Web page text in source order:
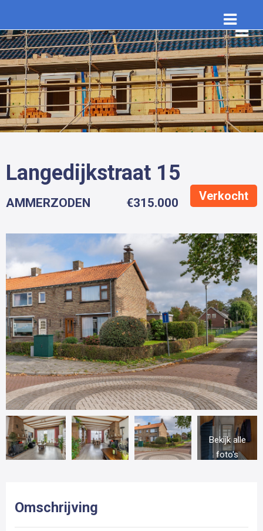
Langedijkstraat 15
Verkocht
AMMERZODEN €315.000
Bekijk alle
foto's
Omschrijving